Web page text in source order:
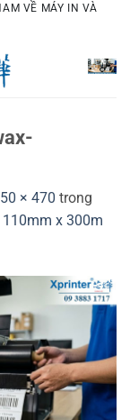
VỀ MÁY IN VÀ
× 470 trong
x 300m